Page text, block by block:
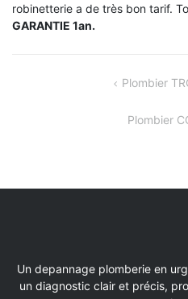
robinetterie a de très bon tarif.
GARANTIE 1an.
Plombier
Plombier
Un depannage plomberie en
un diagnostic clair et précis,